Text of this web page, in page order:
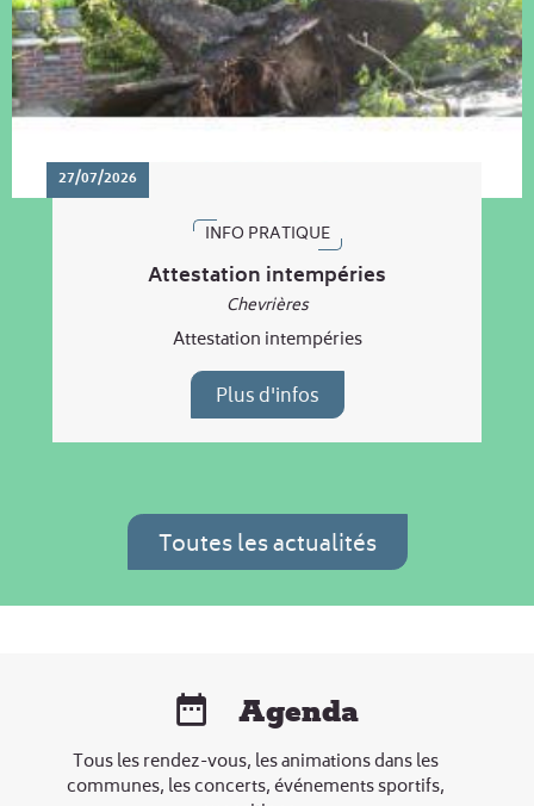
27/07/2026
INFO PRATIQUE
Attestation intempéries
Chevrières
Attestation intempéries
Plus d'infos
Toutes les actualités
Agenda
Tous les rendez-vous, les animations dans les
communes, les concerts, événements sportifs,